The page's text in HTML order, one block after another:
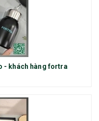
- khách hàng fortra